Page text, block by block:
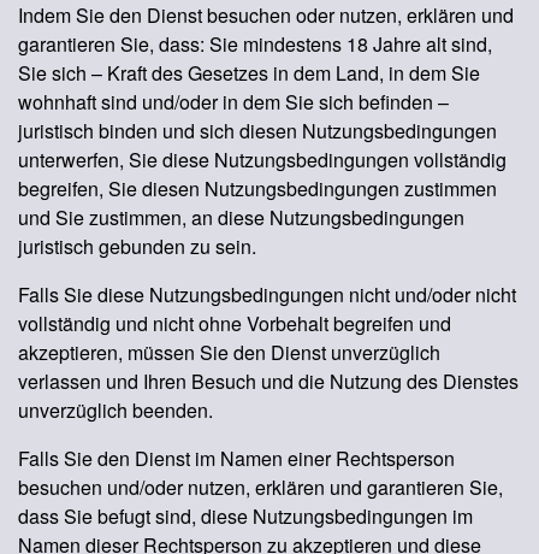
Indem Sie den Dienst besuchen oder nutzen, erklären und
garantieren Sie, dass: Sie mindestens 18 Jahre alt sind,
Sie sich – Kraft des Gesetzes in dem Land, in dem Sie
wohnhaft sind und/oder in dem Sie sich befinden –
juristisch binden und sich diesen Nutzungsbedingungen
unterwerfen, Sie diese Nutzungsbedingungen vollständig
begreifen, Sie diesen Nutzungsbedingungen zustimmen
und Sie zustimmen, an diese Nutzungsbedingungen
juristisch gebunden zu sein.
Falls Sie diese Nutzungsbedingungen nicht und/oder nicht
vollständig und nicht ohne Vorbehalt begreifen und
akzeptieren, müssen Sie den Dienst unverzüglich
verlassen und Ihren Besuch und die Nutzung des Dienstes
unverzüglich beenden.
Falls Sie den Dienst im Namen einer Rechtsperson
besuchen und/oder nutzen, erklären und garantieren Sie,
dass Sie befugt sind, diese Nutzungsbedingungen im
Namen dieser Rechtsperson zu akzeptieren und diese